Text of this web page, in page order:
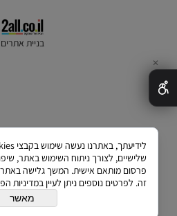
בניית אתרים
✕
שלישיים, לצורך ניתוח השימוש באתר,
פרסום מותאם אישית. המשך גלישה
זה. לפרטים נוספים ניתן לעיין במדיניות
מאשר